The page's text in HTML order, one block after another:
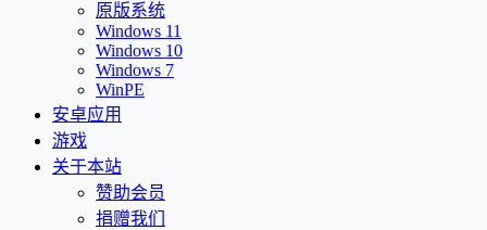
原版系统
Windows 11
Windows 10
Windows 7
WinPE
安卓应用
游戏
关于本站
赞助会员
捐赠我们